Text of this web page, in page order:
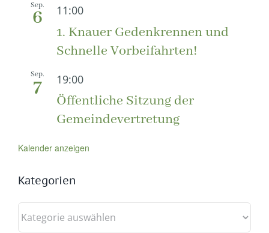
Sep.
6 11:00
1. Knauer Gedenkrennen und
Schnelle Vorbeifahrten!
Sep.
7 19:00
Öffentliche Sitzung der
Gemeindevertretung
Kalender anzeigen
Kategorien
Kategorien